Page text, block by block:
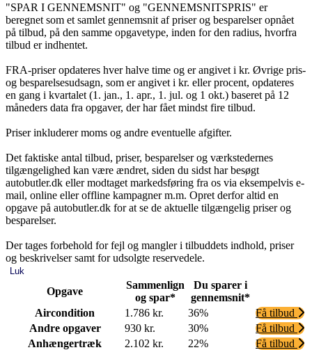
"SPAR I GENNEMSNIT" og "GENNEMSNITSPRIS" er
beregnet som et samlet gennemsnit af priser og besparelser opnået
på tilbud, på den samme opgavetype, inden for den radius, hvorfra
tilbud er indhentet.
FRA-priser opdateres hver halve time og er angivet i kr. Øvrige pris-
og besparelsesudsagn, som er angivet i kr. eller procent, opdateres
en gang i kvartalet (1. jan., 1. apr., 1. jul. og 1 okt.) baseret på 12
måneders data fra opgaver, der har fået mindst fire tilbud.
Priser inkluderer moms og andre eventuelle afgifter.
Det faktiske antal tilbud, priser, besparelser og værkstedernes
tilgængelighed kan være ændret, siden du sidst har besøgt
autobutler.dk eller modtaget markedsføring fra os via eksempelvis e-
mail, online eller offline kampagner m.m. Opret derfor altid en
opgave på autobutler.dk for at se de aktuelle tilgængelig priser og
besparelser.
Der tages forbehold for fejl og mangler i tilbuddets indhold, priser
og beskrivelser samt for udsolgte reservedele.
Luk
Opgave
Sammenlign
og spar*
Du sparer i
gennemsnit*
Aircondition
1.786 kr. 36%
Få tilbud
Andre opgaver
930 kr. 30%
Få tilbud
Anhængertræk
2.102 kr. 22%
Få tilbud